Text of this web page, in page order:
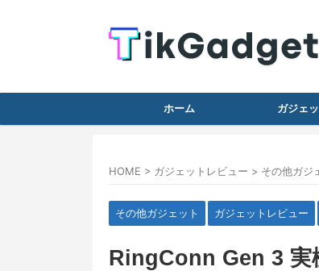
ホーム ガジェ
HOME > ガジェットレビュー > その他ガジ
その他ガジェット ガジェットレビュー
RingConn Gen 3 実